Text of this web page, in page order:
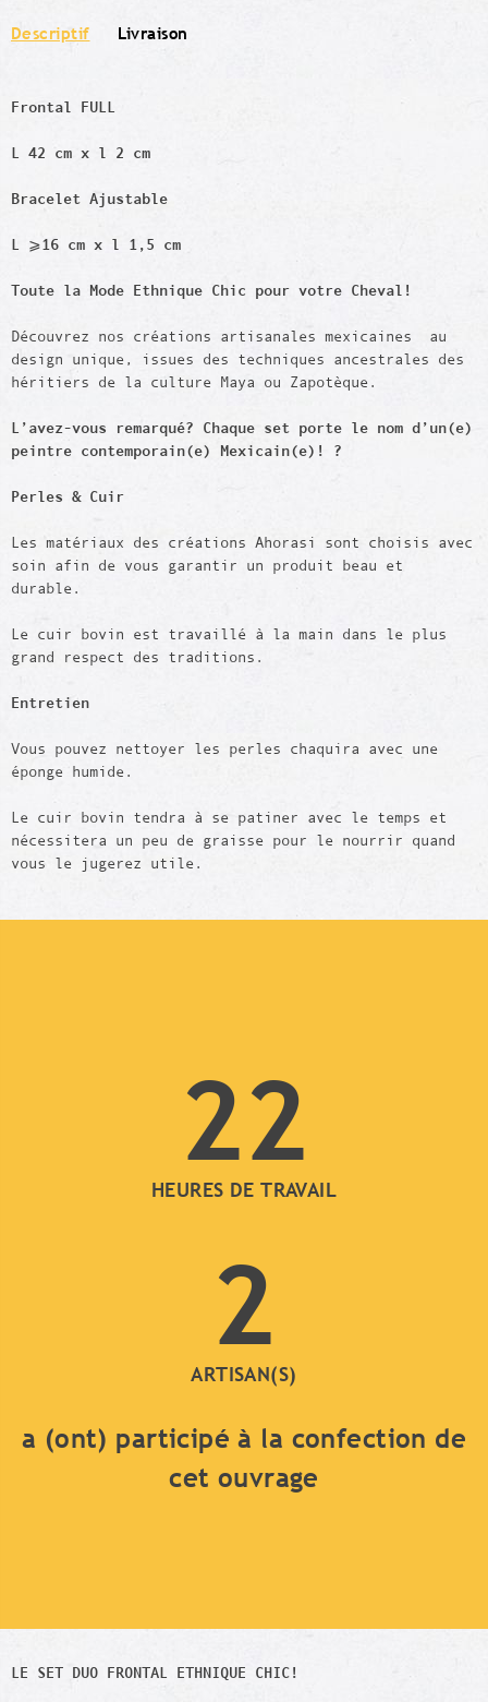
Descriptif Livraison
Frontal FULL
L 42 cm x l 2 cm
Bracelet Ajustable
L ⩾16 cm x l 1,5 cm
Toute la Mode Ethnique Chic pour votre Cheval!
Découvrez nos créations artisanales mexicaines au
design unique, issues des techniques ancestrales des
héritiers de la culture Maya ou Zapotèque.
L’avez-vous remarqué? Chaque set porte le nom d’un(e)
peintre contemporain(e) Mexicain(e)! ?
Perles & Cuir
Les matériaux des créations Ahorasi sont choisis avec
soin afin de vous garantir un produit beau et
durable.
Le cuir bovin est travaillé à la main dans le plus
grand respect des traditions.
Entretien
Vous pouvez nettoyer les perles chaquira avec une
éponge humide.
Le cuir bovin tendra à se patiner avec le temps et
nécessitera un peu de graisse pour le nourrir quand
vous le jugerez utile.
22
HEURES DE TRAVAIL
2
ARTISAN(S)
a (ont) participé à la confection de
cet ouvrage
LE SET DUO FRONTAL ETHNIQUE CHIC!